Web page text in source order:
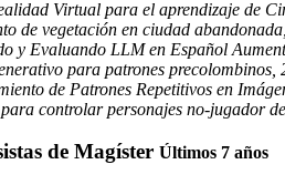
Virtual para el aprendizaje de
de vegetación en ciudad
y Evaluando LLM en Español
para patrones precolombinos,
de Patrones Repetitivos en
controlar personajes no-jugador
de Magíster Últimos 7 años